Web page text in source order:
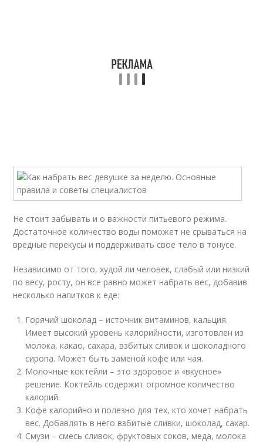
Не стоит забывать и о важности питьевого режима.
Достаточное количество воды поможет не срываться на
вредные перекусы и поддерживать свое тело в тонусе.
Независимо от того, худой ли человек, слабый или низкий
по весу, росту, он все равно может набрать вес, добавив
несколько напитков к еде:
Горячий шоколад – источник витаминов, кальция.
Имеет высокий уровень калорийности, изготовлен из
молока, какао, сахара, взбитых сливок и шоколадного
сиропа. Может быть заменой кофе или чая.
Молочные коктейли – это здоровое и «вкусное»
решение. Коктейль содержит огромное количество
калорий.
Кофе калорийно и полезно для тех, кто хочет набрать
вес. Добавлять в него взбитые сливки, шоколад, сахар.
Смузи – смесь сливок, фруктовых соков, меда, молока